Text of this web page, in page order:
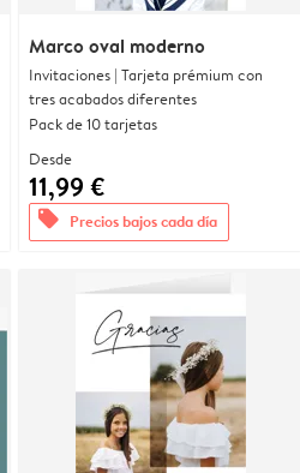
Marco oval moderno
Invitaciones | Tarjeta prémium con
tres acabados diferentes
Pack de 10 tarjetas
Desde
11,99 €
offers Precios bajos cada día